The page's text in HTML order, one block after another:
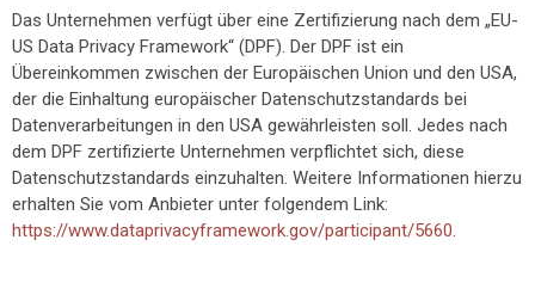
Das Unternehmen verfügt über eine Zertifizierung nach dem „EU-
US Data Privacy Framework“ (DPF). Der DPF ist ein
Übereinkommen zwischen der Europäischen Union und den USA,
der die Einhaltung europäischer Datenschutzstandards bei
Datenverarbeitungen in den USA gewährleisten soll. Jedes nach
dem DPF zertifizierte Unternehmen verpflichtet sich, diese
Datenschutzstandards einzuhalten. Weitere Informationen hierzu
erhalten Sie vom Anbieter unter folgendem Link:
https://www.dataprivacyframework.gov/participant/5660.